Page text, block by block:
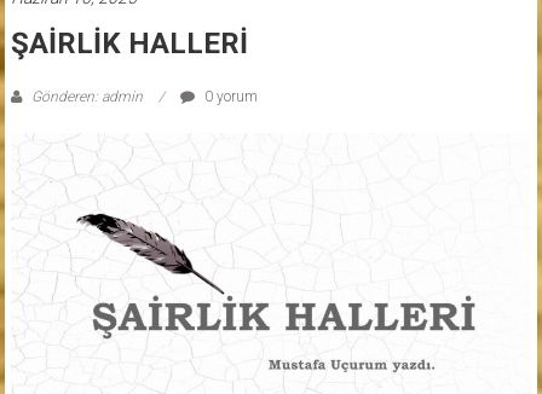
ŞAİRLİK HALLERİ
Gönderen: admin 0 yorum